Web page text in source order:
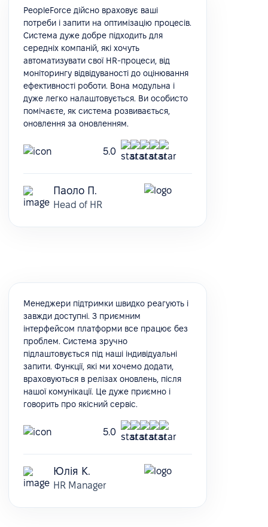
PeopleForce дійсно враховує ваші
потреби і запити на оптимізацію процесів.
Система дуже добре підходить для
середніх компаній, які хочуть
автоматизувати свої HR-процеси, від
моніторингу відвідуваності до оцінювання
ефективності роботи. Вона модульна і
дуже легко налаштовується. Ви особисто
помічаєте, як система розвивається,
оновлення за оновленням.
5.0
Паоло П.
Head of HR
Менеджери підтримки швидко реагують і
завжди доступні. З приємним
інтерфейсом платформи все працює без
проблем. Система зручно
підлаштовується під наші індивідуальні
запити. Функції, які ми хочемо додати,
враховуються в релізах оновлень, після
нашої комунікації. Це дуже приємно і
говорить про якісний сервіс.
5.0
Юлія К.
HR Manager